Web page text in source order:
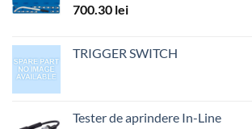
700.30 lei
TRIGGER SWITCH
Tester de aprindere In-Line